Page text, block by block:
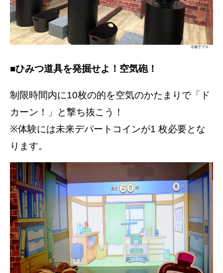
■ひみつ道具を発掘せよ！空気砲！
制限時間内に10枚の的を空気のかたまりで「ド
カーン！」と撃ち抜こう！
※体験には未来デパートコインが1 枚必要とな
ります。